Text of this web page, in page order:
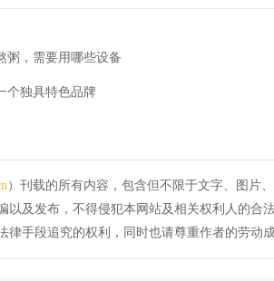
粥，需要用哪些设备
个独具特色品牌
）刊载的所有内容，包含但不限于文字、图片
以及发布，不得侵犯本网站及相关权利人的合
律手段追究的权利，同时也请尊重作者的劳动